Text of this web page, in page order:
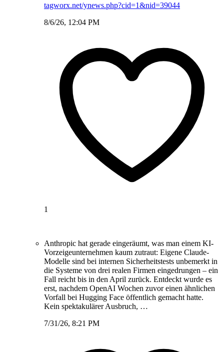
tagworx.net/ynews.php?cid=1&nid=39044
8/6/26, 12:04 PM
1
Anthropic hat gerade eingeräumt, was man einem KI-
Vorzeigeunternehmen kaum zutraut: Eigene Claude-
Modelle sind bei internen Sicherheitstests unbemerkt in
die Systeme von drei realen Firmen eingedrungen – ein
Fall reicht bis in den April zurück. Entdeckt wurde es
erst, nachdem OpenAI Wochen zuvor einen ähnlichen
Vorfall bei Hugging Face öffentlich gemacht hatte.
Kein spektakulärer Ausbruch, …
7/31/26, 8:21 PM